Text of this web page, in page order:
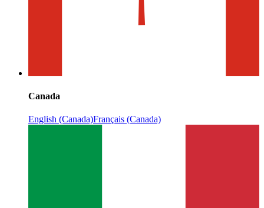
Canada
English (Canada)Français (Canada)